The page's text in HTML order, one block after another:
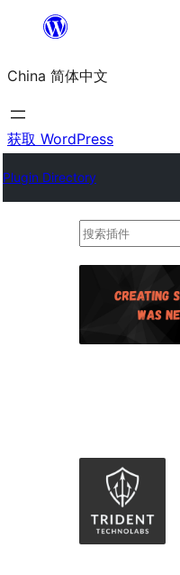
内
容
China 简体中文
获取 WordPress
Plugin Directory
搜